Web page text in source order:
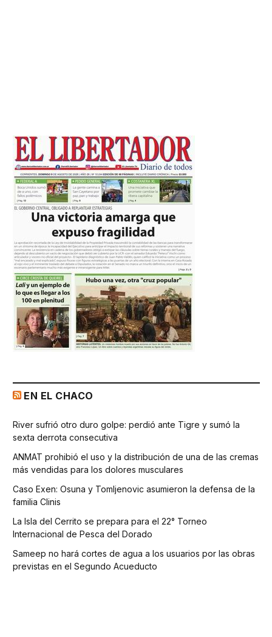
EN EL CHACO
River sufrió otro duro golpe: perdió ante Tigre y sumó la
sexta derrota consecutiva
ANMAT prohibió el uso y la distribución de una de las cremas
más vendidas para los dolores musculares
Caso Exen: Osuna y Tomljenovic asumieron la defensa de la
familia Clinis
La Isla del Cerrito se prepara para el 22° Torneo
Internacional de Pesca del Dorado
Sameep no hará cortes de agua a los usuarios por las obras
previstas en el Segundo Acueducto